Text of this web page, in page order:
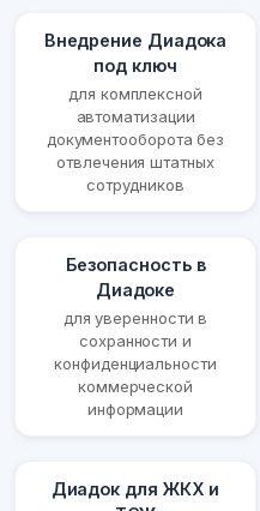
Внедрение Диадока
под ключ
для комплексной
автоматизации
документооборота без
отвлечения штатных
сотрудников
Безопасность в
Диадоке
для уверенности в
сохранности и
конфиденциальности
коммерческой
информации
Диадок для ЖКХ и